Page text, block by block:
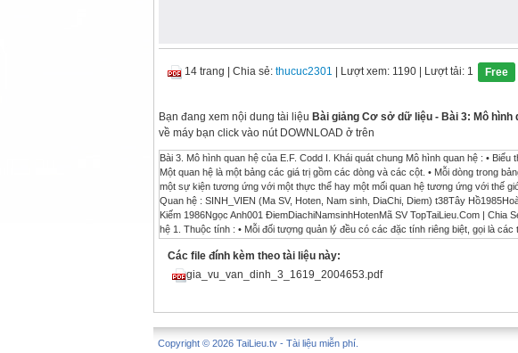
14 trang Chia sẻ: thucuc2301 | Lượt xem: 1190 | Lượt tải: 1 Free
Bạn đang xem nội dung tài liệu Bài giảng Cơ sở dữ liệu - Bài 3: Mô hình
về máy bạn click vào nút DOWNLOAD ở trên
Bài 3. Mô hình quan hệ của E.F. Codd I. Khái quát chung Mô hình quan hệ : •
Một quan hệ là một bảng các giá trị gồm các dòng và các cột. • Mỗi dòng trong
một sự kiện tương ứng với một thực thể hay một mối quan hệ tương ứng với thế
Quan hệ : SINH_VIEN (Ma SV, Hoten, Nam sinh, DiaChi, Diem) t38Tây
Kiếm 1986Ngọc Anh001 ĐiemDiachiNamsinhHotenMã SV TopTaiLieu.Com | Chia
hệ 1. Thuộc tính : • Mỗi đối tượng quản lý đều có các đặc tính riêng biệt, gọi là
Lược đồ quan hệ : Một lược đồ quan hệ được đặc trưng bởi tên lược đồ và một
với tập thuộc tính là U= { A1, A2,... An} được kí hiệu là R(U) hay R ( A1, A2, ... An).
: - Là tập hợp các giá trị nguyên tử mà thuộc tính có thể nhận - Để đặc tả một
Chia Sẻ Tài Liệu Miễn Phí 4. Quan hệ :  Một quan hệ trên một tập thuộc tính là
Cho một quan hệ r xác định trên tập thuộc tính ={ A1, A2, ..,An}. Khi đó r 
của thuộc tính Ai Như vậy, quan hệ r là một tập hợp các n_ bộ có dạng : r = {( a1,
Các file đính kèm theo tài liệu này:
gia_vu_van_dinh_3_1619_2004653.pdf
Copyright © 2026 TaiLieu.tv - Tài liệu miễn phí.